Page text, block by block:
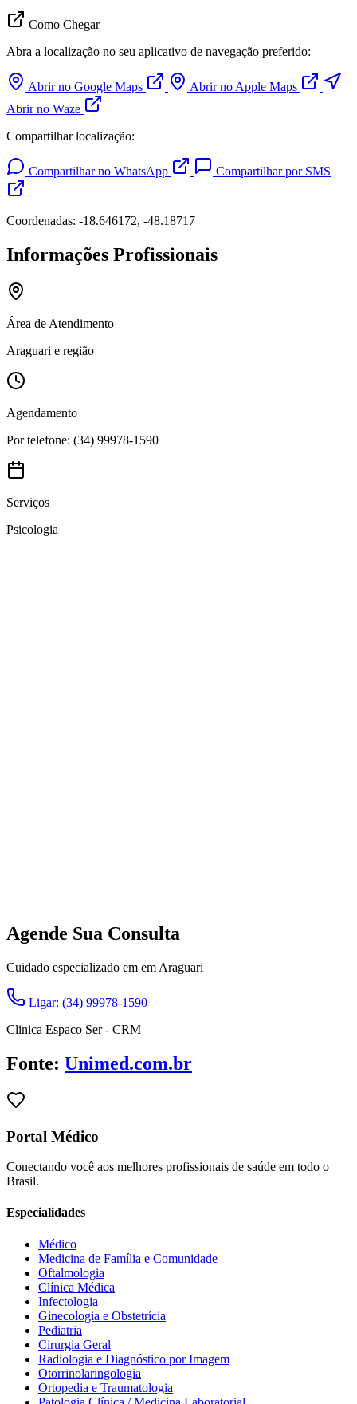
Como Chegar
Abra a localização no seu aplicativo de navegação preferido:
Abrir no Google Maps
Abrir no Apple Maps
Abrir no Waze
Compartilhar localização:
Compartilhar no WhatsApp Compartilhar por SMS
Coordenadas: -18.646172, -48.18717
Informações Profissionais
Área de Atendimento
Araguari e região
Agendamento
Por telefone: (34) 99978-1590
Serviços
Psicologia
Agende Sua Consulta
Cuidado especializado em em Araguari
Ligar: (34) 99978-1590
Clinica Espaco Ser - CRM
Fonte: Unimed.com.br
Portal Médico
Conectando você aos melhores profissionais de saúde em todo o
Brasil.
Especialidades
Médico
Medicina de Família e Comunidade
Oftalmologia
Clínica Médica
Infectologia
Ginecologia e Obstetrícia
Pediatria
Cirurgia Geral
Radiologia e Diagnóstico por Imagem
Otorrinolaringologia
Ortopedia e Traumatologia